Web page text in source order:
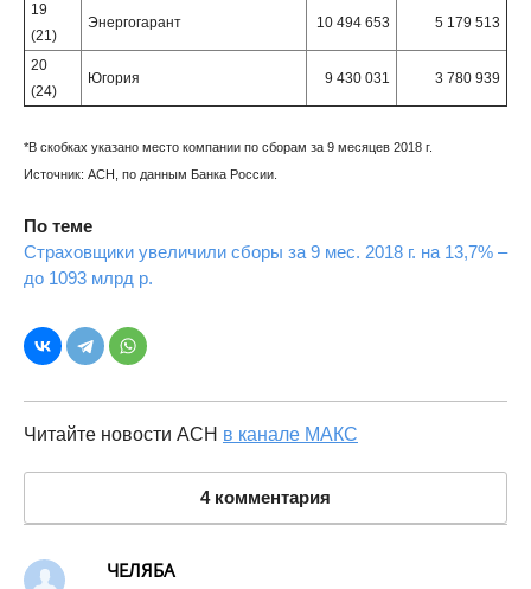
19
(21)
Энергогарант 10 494 653 5 179 513
20
(24)
Югория 9 430 031 3 780 939
*В скобках указано место компании по сборам за 9 месяцев 2018 г.
Источник: АСН, по данным Банка России.
По теме
Страховщики увеличили сборы за 9 мес. 2018 г. на 13,7% –
до 1093 млрд р.
Читайте новости АСН в канале МАКС
4 комментария
ЧЕЛЯБА